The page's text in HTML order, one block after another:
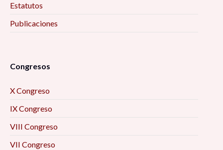
Estatutos
Publicaciones
Congresos
X Congreso
IX Congreso
VIII Congreso
VII Congreso